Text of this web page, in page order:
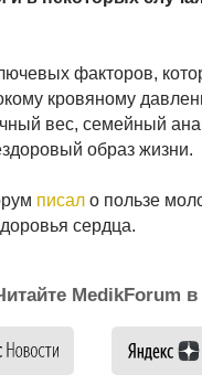
факторов,
кровяному
вес, семейный
образ жизни.
писал о пользе
сердца.
MedikForum в